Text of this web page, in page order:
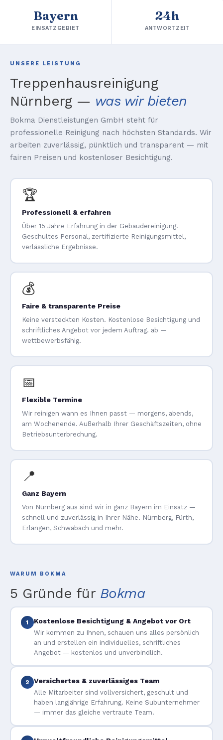
Bayern
EINSATZGEBIET
24h
ANTWORTZEIT
UNSERE LEISTUNG
Treppenhausreinigung
Nürnberg — was wir bieten
Bokma Dienstleistungen GmbH steht für
professionelle Reinigung nach höchsten Standards. Wir
arbeiten zuverlässig, pünktlich und transparent — mit
fairen Preisen und kostenloser Besichtigung.
🏆
Professionell & erfahren
Über 15 Jahre Erfahrung in der Gebäudereinigung.
Geschultes Personal, zertifizierte Reinigungsmittel,
verlässliche Ergebnisse.
💰
Faire & transparente Preise
Keine versteckten Kosten. Kostenlose Besichtigung und
schriftliches Angebot vor jedem Auftrag. ab —
wettbewerbsfähig.
📅
Flexible Termine
Wir reinigen wann es Ihnen passt — morgens, abends,
am Wochenende. Außerhalb Ihrer Geschäftszeiten, ohne
Betriebsunterbrechung.
📍
Ganz Bayern
Von Nürnberg aus sind wir in ganz Bayern im Einsatz —
schnell und zuverlässig in Ihrer Nähe. Nürnberg, Fürth,
Erlangen, Schwabach und mehr.
WARUM BOKMA
5 Gründe für Bokma
1 Kostenlose Besichtigung & Angebot vor Ort
Wir kommen zu Ihnen, schauen uns alles persönlich
an und erstellen ein individuelles, schriftliches
Angebot — kostenlos und unverbindlich.
2 Versichertes & zuverlässiges Team
Alle Mitarbeiter sind vollversichert, geschult und
haben langjährige Erfahrung. Keine Subunternehmer
— immer das gleiche vertraute Team.